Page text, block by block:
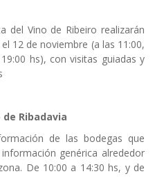
del Vino de Ribeiro realizarán
12 de noviembre (a las 11:00,
hs), con visitas guiadas y
Ribadavia
de las bodegas que
genérica alrededor
De 10:00 a 14:30 hs, y de